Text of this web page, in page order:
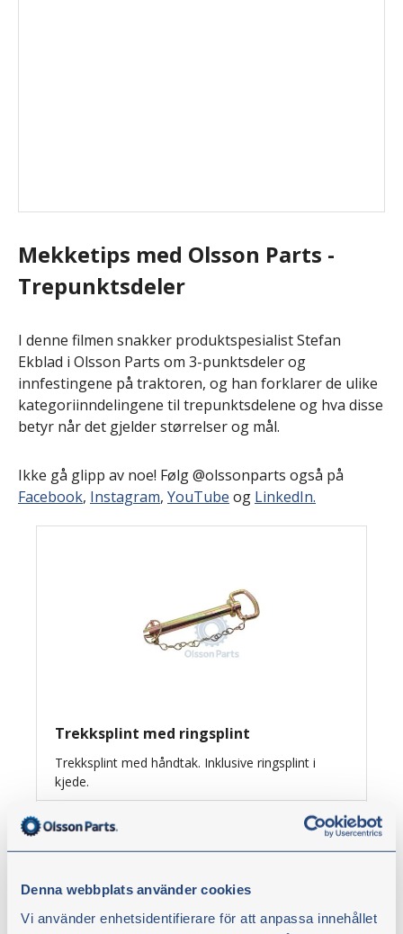
Denna webbplats använder cookies
Vi använder enhetsidentifierare för att anpassa innehållet
Mekketips med Olsson Parts -
Trepunktsdeler
I denne filmen snakker produktspesialist Stefan
Ekblad i Olsson Parts om 3-punktsdeler og
innfestingene på traktoren, og han forklarer de ulike
kategoriinndelingene til trepunktsdelene og hva disse
betyr når det gjelder størrelser og mål.
Ikke gå glipp av noe! Følg @olssonparts også på
Facebook, Instagram, YouTube og LinkedIn.
Trekksplint med ringsplint
Trekksplint med håndtak. Inklusive ringsplint i
kjede.
Fra
kr 53,00
ekskl. moms
Vis artikler